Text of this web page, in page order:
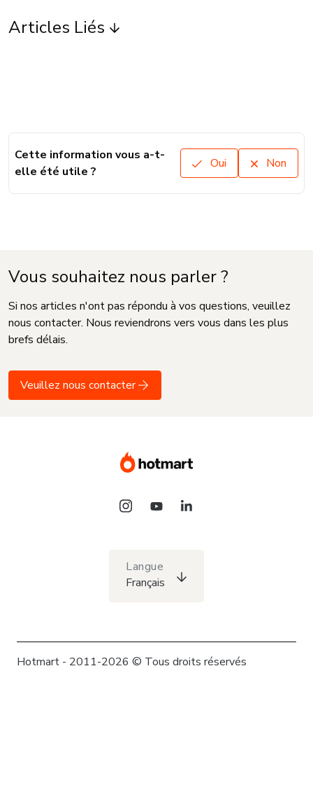
Articles Liés
Cette information vous a-t-
elle été utile ?
Oui Non
Vous souhaitez nous parler ?
Si nos articles n'ont pas répondu à vos questions, veuillez
nous contacter. Nous reviendrons vers vous dans les plus
brefs délais.
Veuillez nous contacter
Langue
Français
Hotmart - 2011-2026 © Tous droits réservés